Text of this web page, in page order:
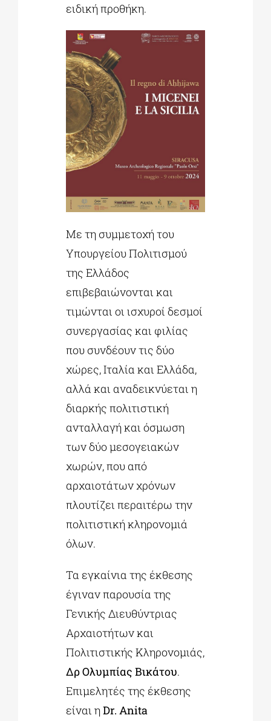
ειδική προθήκη.
Με τη συμμετοχή του
Υπουργείου Πολιτισμού
της Ελλάδος
επιβεβαιώνονται και
τιμώνται οι ισχυροί δεσμοί
συνεργασίας και φιλίας
που συνδέουν τις δύο
χώρες, Ιταλία και Ελλάδα,
αλλά και αναδεικνύεται η
διαρκής πολιτιστική
ανταλλαγή και όσμωση
των δύο μεσογειακών
χωρών, που από
αρχαιοτάτων χρόνων
πλουτίζει περαιτέρω την
πολιτιστική κληρονομιά
όλων.
Τα εγκαίνια της έκθεσης
έγιναν παρουσία της
Γενικής Διευθύντριας
Αρχαιοτήτων και
Πολιτιστικής Κληρονομιάς,
ΔρΟλυμπίας Βικάτου.
Επιμελητές της έκθεσης
είναι ηDr. Anita